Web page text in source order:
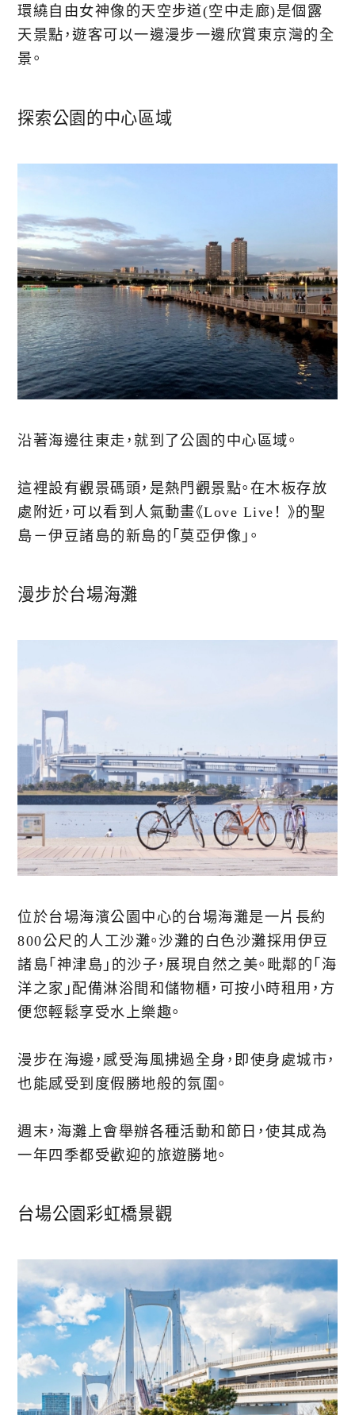
環繞自由女神像的天空步道(空中走廊)是個露
天景點，遊客可以一邊漫步一邊欣賞東京灣的全
景。
探索公園的中心區域
沿著海邊往東走，就到了公園的中心區域。
這裡設有觀景碼頭，是熱門觀景點。在木板存放
處附近，可以看到人氣動畫《Love Live！ 》的聖
島－伊豆諸島的新島的「莫亞伊像」。
漫步於台場海灘
位於台場海濱公園中心的台場海灘是一片長約
800公尺的人工沙灘。沙灘的白色沙灘採用伊豆
諸島「神津島」的沙子，展現自然之美。毗鄰的「海
洋之家」配備淋浴間和儲物櫃，可按小時租用，方
便您輕鬆享受水上樂趣。
漫步在海邊，感受海風拂過全身，即使身處城市，
也能感受到度假勝地般的氛圍。
週末，海灘上會舉辦各種活動和節日，使其成為
一年四季都受歡迎的旅遊勝地。
台場公園彩虹橋景觀